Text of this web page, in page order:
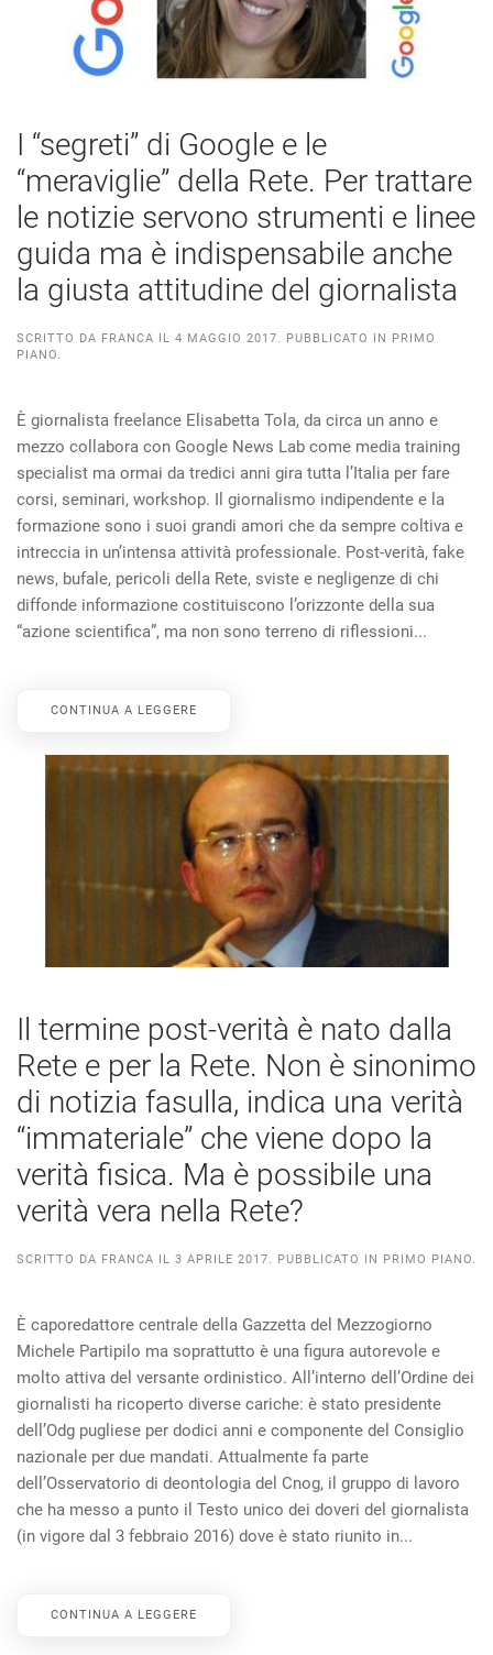
I “segreti” di Google e le
“meraviglie” della Rete. Per trattare
le notizie servono strumenti e linee
guida ma è indispensabile anche
la giusta attitudine del giornalista
SCRITTO DA FRANCA IL 4 MAGGIO 2017. PUBBLICATO IN
PRIMO
PIANO.
È giornalista freelance Elisabetta Tola, da circa un anno e
mezzo collabora con Google News Lab come media training
specialist ma ormai da tredici anni gira tutta l’Italia per fare
corsi, seminari, workshop. Il giornalismo indipendente e la
formazione sono i suoi grandi amori che da sempre coltiva e
intreccia in un’intensa attività professionale. Post-verità, fake
news, bufale, pericoli della Rete, sviste e negligenze di chi
diffonde informazione costituiscono l’orizzonte della sua
“azione scientifica”, ma non sono terreno di riflessioni...
CONTINUA A LEGGERE
Il termine post-verità è nato dalla
Rete e per la Rete. Non è sinonimo
di notizia fasulla, indica una verità
“immateriale” che viene dopo la
verità fisica. Ma è possibile una
verità vera nella Rete?
SCRITTO DA FRANCA IL 3 APRILE 2017. PUBBLICATO IN PRIMO PIANO.
È caporedattore centrale della Gazzetta del Mezzogiorno
Michele Partipilo ma soprattutto è una figura autorevole e
molto attiva del versante ordinistico. All’interno dell’Ordine dei
giornalisti ha ricoperto diverse cariche: è stato presidente
dell’Odg pugliese per dodici anni e componente del Consiglio
nazionale per due mandati. Attualmente fa parte
dell’Osservatorio di deontologia del Cnog, il gruppo di lavoro
che ha messo a punto il Testo unico dei doveri del giornalista
(in vigore dal 3 febbraio 2016) dove è stato riunito in...
CONTINUA A LEGGERE